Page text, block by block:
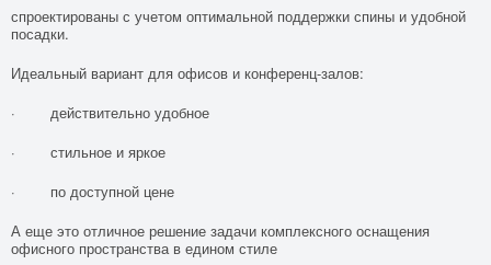
спроектированы с учетом оптимальной поддержки спины и удобной
посадки.
Идеальный вариант для офисов и конференц-залов:
· действительно удобное
· стильное и яркое
· по доступной цене
А еще это отличное решение задачи комплексного оснащения
офисного пространства в едином стиле